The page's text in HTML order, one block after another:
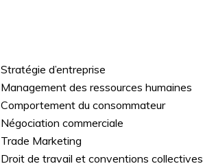
Stratégie d’entreprise
Management des ressources humaines
Comportement du consommateur
Négociation commerciale
Trade Marketing
Droit de travail et conventions collectives